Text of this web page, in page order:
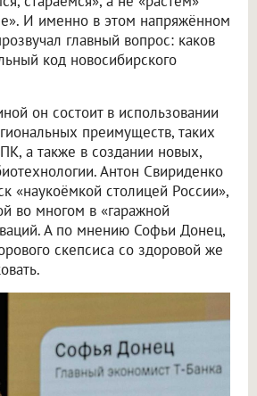
И именно в этом напряжённом
главный вопрос: каков
код новосибирского
он состоит в использовании
преимуществ, таких
а также в создании новых,
Антон Свириденко
«наукоёмкой столицей России»,
во многом в «гаражной
А по мнению Софьи Донец,
скепсиса со здоровой же